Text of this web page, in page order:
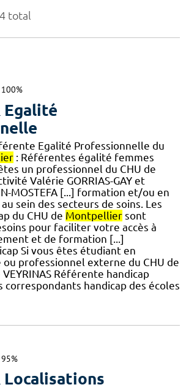
total
100%
Egalité
Egalité Professionnelle du
: Référentes égalité femmes
un professionnel du CHU de
Valérie GORRIAS-GAY et
MOSTEFA [...] formation et/ou en
sein des secteurs de soins. Les
du CHU de Montpellier sont
pour faciliter votre accès à
et de formation [...]
Si vous êtes étudiant en
professionnel externe du CHU de
VEYRINAS Référente handicap
correspondants handicap des écoles
95%
Localisations